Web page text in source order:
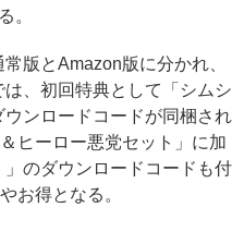
。
版とAmazon版に分かれ、
、初回特典として「シムシ
ンロードコードが同梱され
ヒーロー悪党セット」に加
のダウンロードコードも付
お得となる。